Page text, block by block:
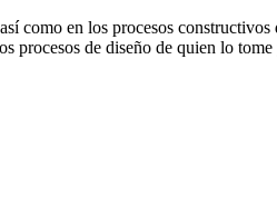
como en los procesos
de diseño de quien lo